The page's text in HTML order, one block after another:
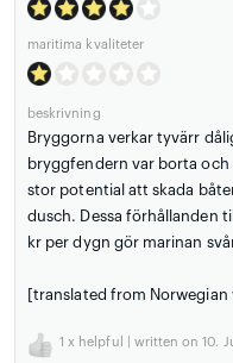
maritima kvaliteter
beskrivning
Bryggorna verkar tyvärr
bryggfendern var borta och
stor potential att skada
dusch. Dessa förhållanden
kr per dygn gör marinan
[translated from Norwegian
1 x helpful | written on 10.